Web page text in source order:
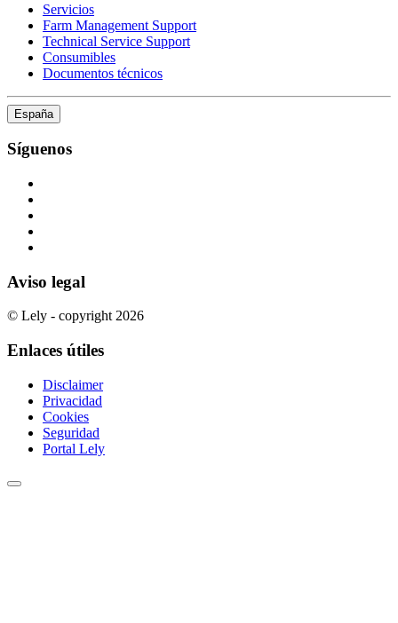
Servicios
Farm Management Support
Technical Service Support
Consumibles
Documentos técnicos
España
Síguenos
Aviso legal
© Lely - copyright 2026
Enlaces útiles
Disclaimer
Privacidad
Cookies
Seguridad
Portal Lely